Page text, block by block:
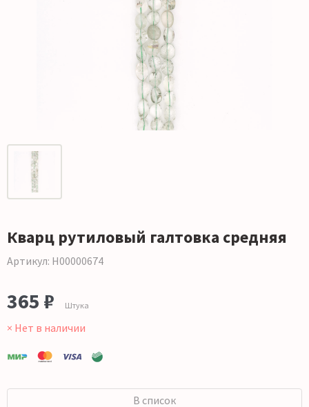
Кварц рутиловый галтовка средняя
Артикул: Н00000674
365 ₽ Штука
× Нет в наличии
В список